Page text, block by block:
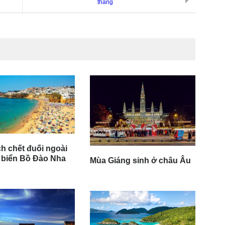
thẳng
chết đuối ngoài
Bồ Đào Nha
Mùa Giáng sinh ở châu Âu